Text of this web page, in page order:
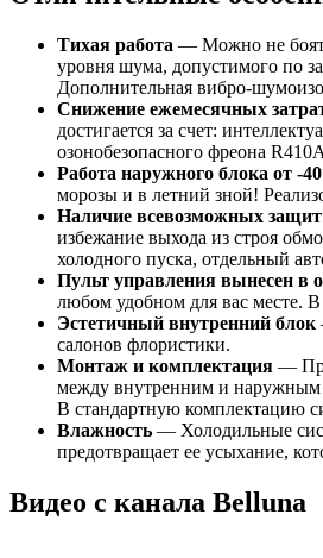
Тихая работа — Можно не
уровня шума, допустимого по
Дополнительная вибро-
Снижение ежемесячных
достигается за счет:
озонобезопасного фреона
Работа наружного блока от -
морозы и в летний зной!
Наличие всевозможных защит
избежание выхода из строя
холодного пуска, отдельный
Пульт управления вынесен в
любом удобном для вас месте.
Эстетичный внутренний блок
салонов флористики.
Монтаж и комплектация —
между внутренним и наружным
В стандартную комплектацию
Влажность — Холодильные
предотвращает ее усыхание,
Видео с канала Belluna